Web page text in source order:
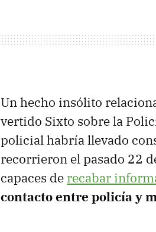
Un hecho insólito
vertido Sixto sobre la
policial habría llevado
recorrieron el pasado 22
capaces de recabar
contacto entre policía y